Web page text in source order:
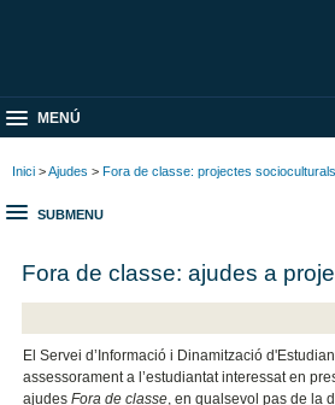
MENÚ
Inici >Ajudes > Fora de classe: projectes socioculturals
SUBMENU
Fora de classe: ajudes a
El Servei d’Informació i Dinamització
assessorament a l’estudiantat interessat en
ajudesFora de classe, en qualsevol pas de la